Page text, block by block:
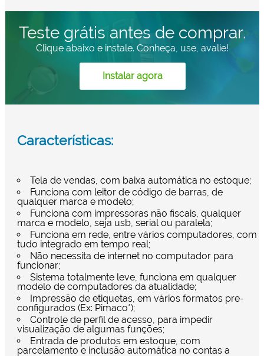
Teste grátis antes de comprar.
Clique abaixo e instale. Conheça, use, avalie!
Instalar agora
Características:
Tela de vendas, com baixa automática no estoque;
Funciona com leitor de código de barras, de
qualquer marca e modelo;
Funciona com impressoras não fiscais, qualquer
marca e modelo, seja usb, serial ou paralela;
Funciona em rede, entre vários computadores, com
tudo integrado em tempo real;
Não necessita de internet no computador para
funcionar;
Sistema totalmente leve, funciona em qualquer
modelo de computadores da atualidade;
Impressão de etiquetas, em vários formatos pre-
configurados (Ex: Pimaco*);
Controle de perfil de acesso, para impedir
visualização de algumas funções;
Entrada de produtos em estoque, com
parcelamento e inclusão automática no contas a